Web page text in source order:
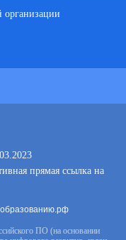
организации
прямая ссылка на
ПО (на основании